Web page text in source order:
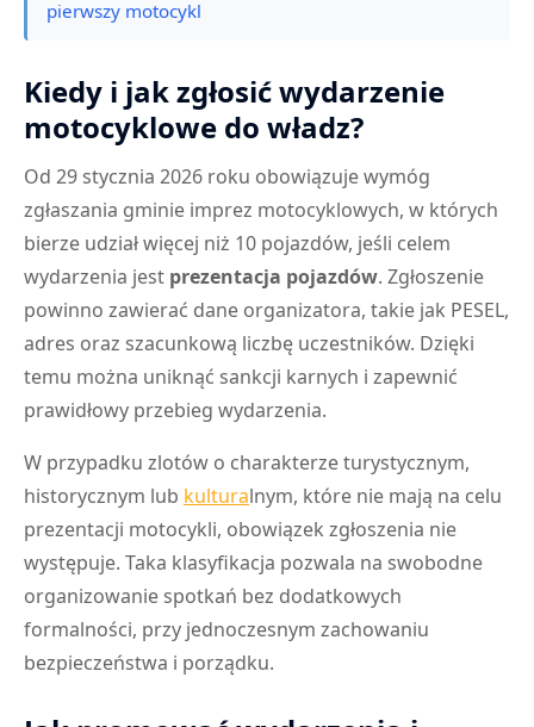
pierwszy motocykl
Kiedy i jak zgłosić wydarzenie
motocyklowe do władz?
Od 29 stycznia 2026 roku obowiązuje wymóg
zgłaszania gminie imprez motocyklowych, w których
bierze udział więcej niż 10 pojazdów, jeśli celem
wydarzenia jest prezentacja pojazdów. Zgłoszenie
powinno zawierać dane organizatora, takie jak PESEL,
adres oraz szacunkową liczbę uczestników. Dzięki
temu można uniknąć sankcji karnych i zapewnić
prawidłowy przebieg wydarzenia.
W przypadku zlotów o charakterze turystycznym,
historycznym lub kulturalnym, które nie mają na celu
prezentacji motocykli, obowiązek zgłoszenia nie
występuje. Taka klasyfikacja pozwala na swobodne
organizowanie spotkań bez dodatkowych
formalności, przy jednoczesnym zachowaniu
bezpieczeństwa i porządku.